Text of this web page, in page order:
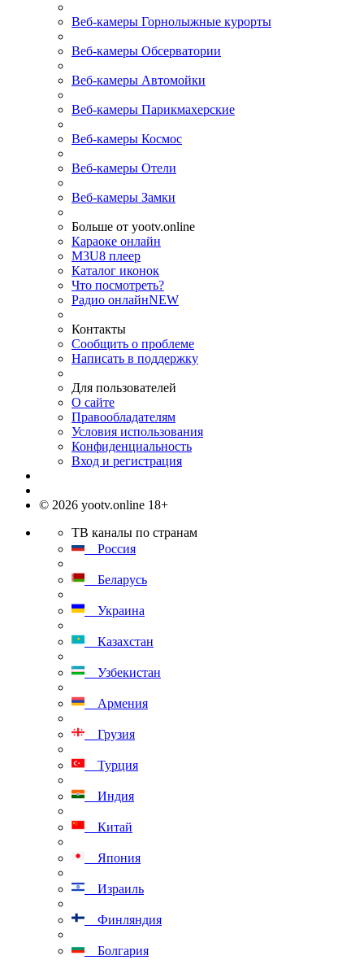
Веб-камеры Горнолыжные курорты
Веб-камеры Обсерватории
Веб-камеры Автомойки
Веб-камеры Парикмахерские
Веб-камеры Космос
Веб-камеры Отели
Веб-камеры Замки
Больше от yootv.online
Караоке онлайн
M3U8 плеер
Каталог иконок
Что посмотреть?
Радио онлайнNEW
Контакты
Сообщить о проблеме
Написать в поддержку
Для пользователей
О сайте
Правообладателям
Условия использования
Конфиденциальность
Вход и регистрация
© 2026 yootv.online 18+
ТВ каналы по странам
Россия
Беларусь
Украина
Казахстан
Узбекистан
Армения
Грузия
Турция
Индия
Китай
Япония
Израиль
Финляндия
Болгария